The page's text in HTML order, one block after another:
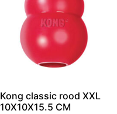
Kong classic rood XXL
10X10X15.5 CM